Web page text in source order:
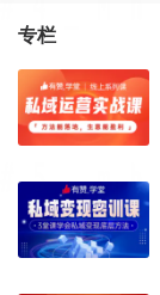
专栏